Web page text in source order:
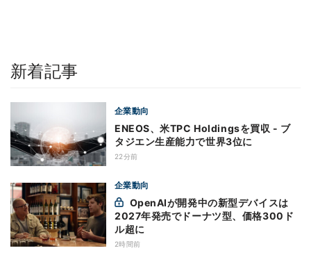
新着記事
企業動向
ENEOS、米TPC Holdingsを買収 - ブ
タジエン生産能力で世界3位に
22分前
企業動向
2027年発売でドーナツ型、価格300ド
ル超に
2時間前